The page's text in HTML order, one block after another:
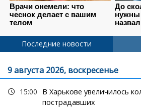
Последние новости
9 августа 2026, воскресенье
15:00
В Харькове увеличилось
пострадавших